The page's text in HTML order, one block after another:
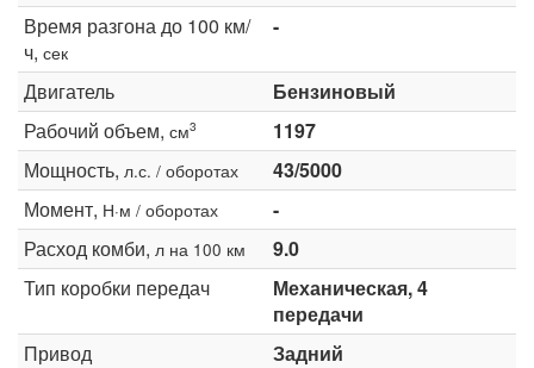
Время разгона до 100 км/
ч, сек
-
Двигатель
Бензиновый
Рабочий объем, см3
1197
Мощность, л.с. / оборотах
43/5000
Момент, Н·м / оборотах
-
Расход комби, л на 100 км
9.0
Тип коробки передач
Механическая, 4
передачи
Привод
Задний